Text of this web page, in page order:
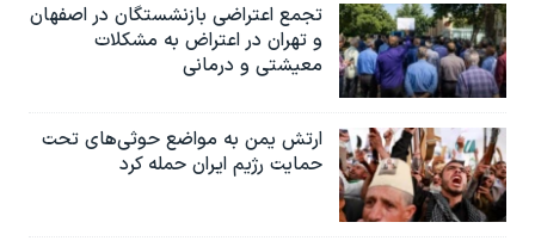
تجمع اعتراضی بازنشستگان در اصفهان
و تهران در اعتراض به مشکلات
معیشتی و درمانی
ارتش یمن به مواضع حوثی‌های تحت
حمایت رژیم ایران حمله کرد